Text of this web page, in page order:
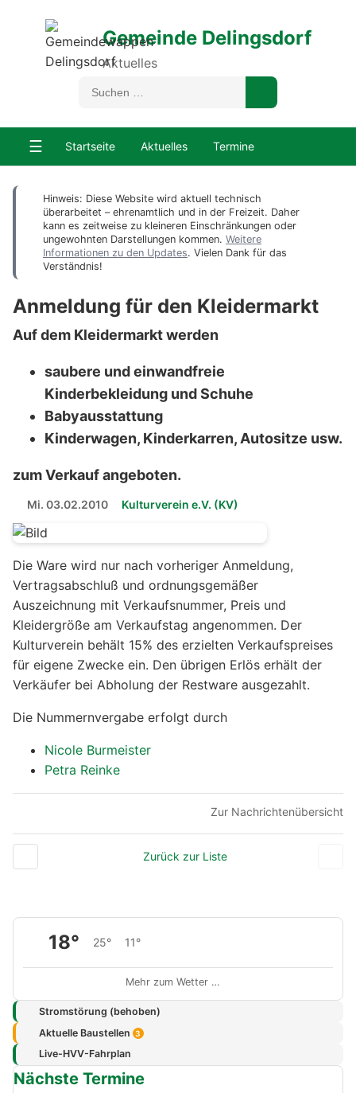
Gemeinde Delingsdorf
Aktuelles
☰ Startseite Aktuelles Termine
Hinweis: Diese Website wird aktuell technisch
überarbeitet – ehrenamtlich und in der Freizeit. Daher
kann es zeitweise zu kleineren Einschränkungen oder
ungewohnten Darstellungen kommen. Weitere
Informationen zu den Updates. Vielen Dank für das
Verständnis!
Anmeldung für den Kleidermarkt
Auf dem Kleidermarkt werden
saubere und einwandfreie
Kinderbekleidung und Schuhe
Babyausstattung
Kinderwagen, Kinderkarren, Autositze usw.
zum Verkauf angeboten.
Mi. 03.02.2010 Kulturverein e.V. (KV)
Die Ware wird nur nach vorheriger Anmeldung,
Vertragsabschluß und ordnungsgemäßer
Auszeichnung mit Verkaufsnummer, Preis und
Kleidergröße am Verkaufstag angenommen. Der
Kulturverein behält 15% des erzielten Verkaufspreises
für eigene Zwecke ein. Den übrigen Erlös erhält der
Verkäufer bei Abholung der Restware ausgezahlt.
Die Nummernvergabe erfolgt durch
Nicole Burmeister
Petra Reinke
Zur Nachrichtenübersicht
Zurück zur Liste
18° 25° 11°
Mehr zum Wetter …
Stromstörung (behoben)
Aktuelle Baustellen 3
Live-HVV-Fahrplan
Nächste Termine